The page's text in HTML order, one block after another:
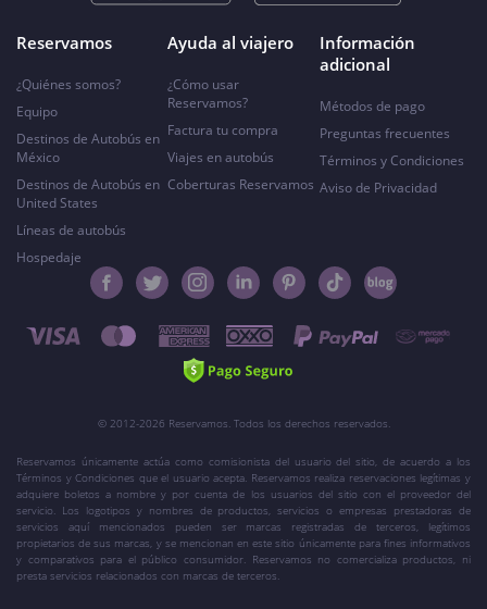
Reservamos
¿Quiénes somos?
Equipo
Destinos de Autobús en
México
Destinos de Autobús en
United States
Líneas de autobús
Hospedaje
Ayuda al viajero
¿Cómo usar
Reservamos?
Factura tu compra
Viajes en autobús
Coberturas Reservamos
Información
adicional
Métodos de pago
Preguntas frecuentes
Términos y Condiciones
Aviso de Privacidad
© 2012-2026 Reservamos. Todos los derechos reservados.
Reservamos únicamente actúa como comisionista del usuario del sitio, de acuerdo a los
Términos y Condiciones que el usuario acepta. Reservamos realiza reservaciones legítimas y
adquiere boletos a nombre y por cuenta de los usuarios del sitio con el proveedor del
servicio. Los logotipos y nombres de productos, servicios o empresas prestadoras de
servicios aquí mencionados pueden ser marcas registradas de terceros, legítimos
propietarios de sus marcas, y se mencionan en este sitio únicamente para fines informativos
y comparativos para el público consumidor. Reservamos no comercializa productos, ni
presta servicios relacionados con marcas de terceros.